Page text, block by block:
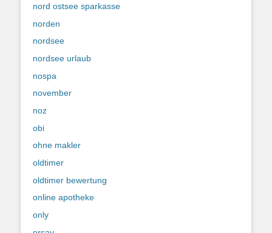
nord ostsee sparkasse
norden
nordsee
nordsee urlaub
nospa
november
noz
obi
ohne makler
oldtimer
oldtimer bewertung
online apotheke
only